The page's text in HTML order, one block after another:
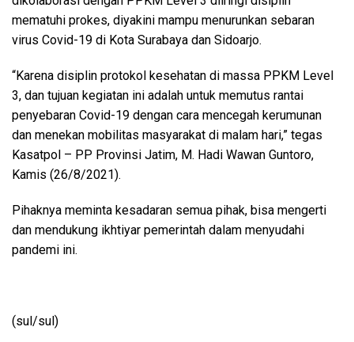
mematuhi prokes, diyakini mampu menurunkan sebaran
virus Covid-19 di Kota Surabaya dan Sidoarjo.
“Karena disiplin protokol kesehatan di massa PPKM Level
3, dan tujuan kegiatan ini adalah untuk memutus rantai
penyebaran Covid-19 dengan cara mencegah kerumunan
dan menekan mobilitas masyarakat di malam hari,” tegas
Kasatpol – PP Provinsi Jatim, M. Hadi Wawan Guntoro,
Kamis (26/8/2021).
Pihaknya meminta kesadaran semua pihak, bisa mengerti
dan mendukung ikhtiyar pemerintah dalam menyudahi
pandemi ini.
(sul/sul)